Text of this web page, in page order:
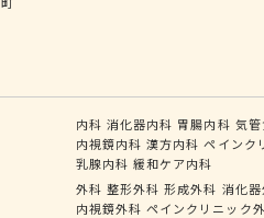
内科 消化器内科 胃腸内科 気
内視鏡内科 漢方内科 ペインク
乳腺内科 緩和ケア内科
外科 整形外科 形成外科 消化
内視鏡外科 ペインクリニック